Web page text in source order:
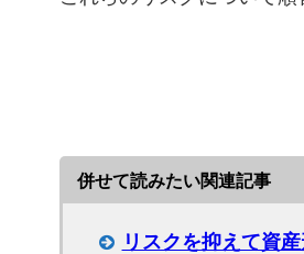
併せて読みたい関連記事
リスクを抑えて資